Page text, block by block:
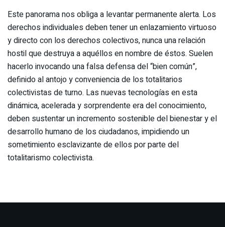
Este panorama nos obliga a levantar permanente alerta. Los
derechos individuales deben tener un enlazamiento virtuoso
y directo con los derechos colectivos, nunca una relación
hostil que destruya a aquéllos en nombre de éstos. Suelen
hacerlo invocando una falsa defensa del “bien común”,
definido al antojo y conveniencia de los totalitarios
colectivistas de turno. Las nuevas tecnologías en esta
dinámica, acelerada y sorprendente era del conocimiento,
deben sustentar un incremento sostenible del bienestar y el
desarrollo humano de los ciudadanos, impidiendo un
sometimiento esclavizante de ellos por parte del
totalitarismo colectivista.